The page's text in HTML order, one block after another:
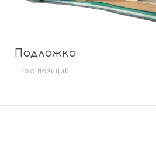
Подложка
100 ПОЗИЦИЙ